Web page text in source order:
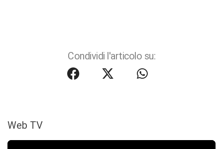
Condividi l'articolo su:
Web TV